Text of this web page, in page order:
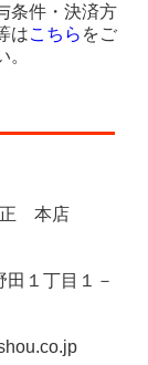
条件・決済方
はこちら をご
。
正 本店
１丁目１－